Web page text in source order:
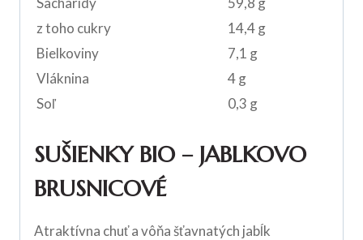
z toho cukry
14,4 g
Bielkoviny
7,1 g
Vláknina
4 g
Soľ
0,3 g
SUŠIENKY BIO – JABLKOVO
BRUSNICOVÉ
Atraktívna chuť a vôňa šťavnatých jabĺk